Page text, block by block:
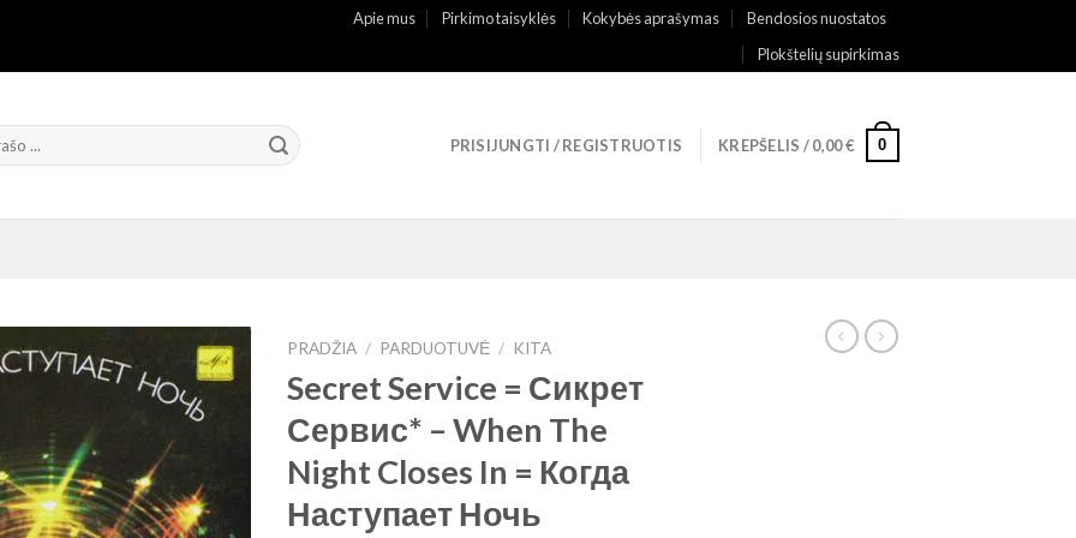
Apie mus Pirkimo taisyklės Kokybės aprašymas
Bendosios nuostatos
Plokštelių supirkimas
PRISIJUNGTI / REGISTRUOTIS KREPŠELIS /0,00€ 0
PRADŽIA / PARDUOTUVĖ / KITA
Secret Service = Сикрет
Сервис* ‎– When The
Night Closes In = Когда
Наступает Ночь